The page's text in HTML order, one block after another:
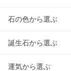
石の色から選ぶ
誕生石から選ぶ
運気から選ぶ